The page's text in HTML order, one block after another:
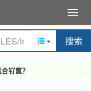
搜索
钌氯？